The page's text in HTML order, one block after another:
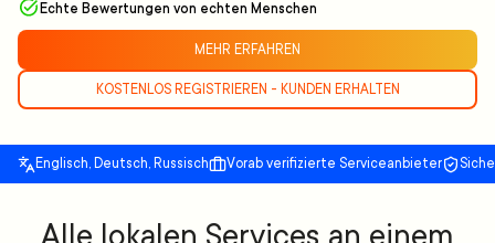
Echte Bewertungen von echten Menschen
MEHR ERFAHREN
KOSTENLOS REGISTRIEREN - KUNDEN ERHALTEN
Englisch, Deutsch, Russisch Vorab verifizierte Serviceanbieter